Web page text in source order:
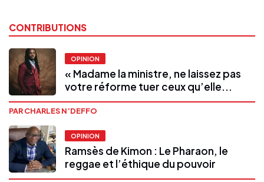
CONTRIBUTIONS
OPINION
« Madame la ministre, ne laissez pas
votre réforme tuer ceux qu’elle...
PAR CHARLES N’DEFFO
OPINION
Ramsès de Kimon : Le Pharaon, le
reggae et l’éthique du pouvoir